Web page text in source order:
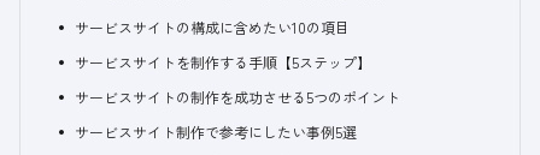
サービスサイトの構成に含めたい10の項目
サービスサイトを制作する手順【5ステップ】
サービスサイトの制作を成功させる5つのポイント
サービスサイト制作で参考にしたい事例5選